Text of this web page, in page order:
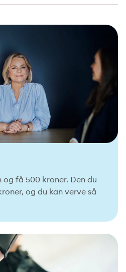
og få 500 kroner. Den du
og du kan verve så